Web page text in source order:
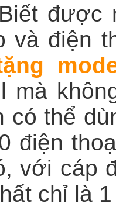
được
và điện
mà
có thể
điện
với cáp
chỉ là